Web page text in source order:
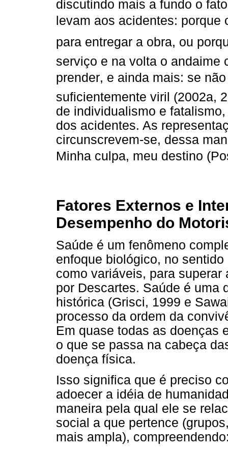
discutindo mais a fundo o
levam aos acidentes:
para entregar a obra, ou
serviço e na volta o andaime
prender, e ainda mais: se
suficientemente viril (2002a,
de individualismo e
dos acidentes. As
circunscrevem-se, dessa
Minha culpa, meu destino
Fatores Externos e
Desempenho do
Saúde é um fenômeno
enfoque biológico, no
como variáveis, para
por Descartes. Saúde é uma
histórica (Grisci, 1999 e
processo da ordem da
Em quase todas as doenças
o que se passa na cabeça
doença física.
Isso significa que é preciso
adoecer a idéia de
maneira pela qual ele se
social a que pertence
mais ampla),